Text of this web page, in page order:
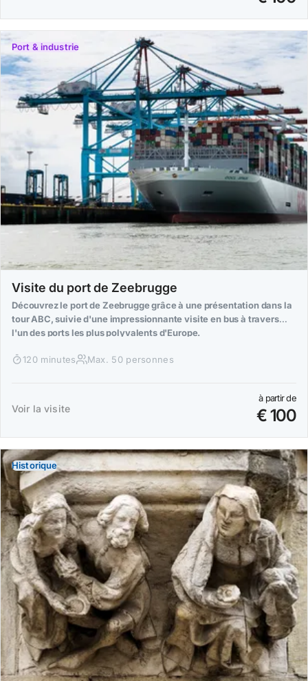
Port & industrie
Visite du port de Zeebrugge
Découvrez le port de Zeebrugge grâce à une présentation dans la
tour ABC, suivie d'une impressionnante visite en bus à travers
l'un des ports les plus polyvalents d'Europe.
120 minutes Max. 50 personnes
Voir la visite
à partir de
€ 100
Historique